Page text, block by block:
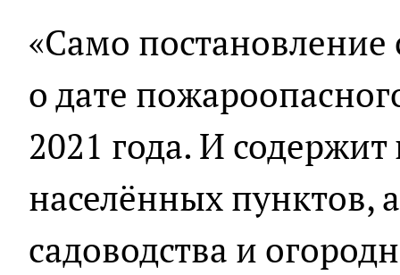
«Само
о дате
2021 года. И
населённых пунктов,
садоводства и